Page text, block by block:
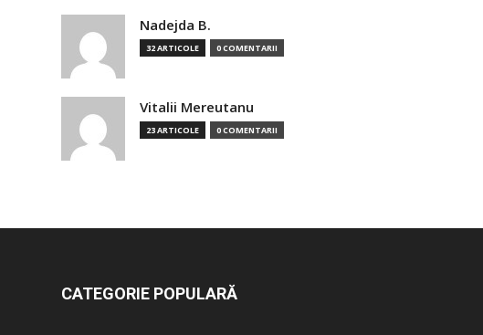
Nadejda B.
32 ARTICOLE 0 COMENTARII
Vitalii Mereutanu
23 ARTICOLE 0 COMENTARII
CATEGORIE POPULARĂ